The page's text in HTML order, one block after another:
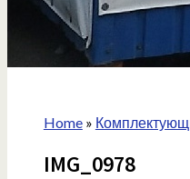
Home»
IMG_0978